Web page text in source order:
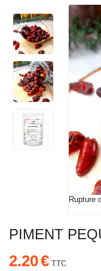
Rupture
PIMENT
2.20€ TTC